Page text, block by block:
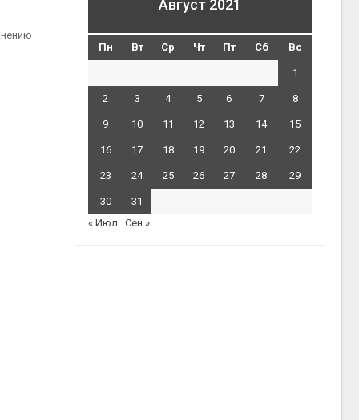
Август 2021
Пн Вт Ср Чт Пт Сб Вс
1
2 3 4 5 6 7 8
9 10 11 12 13 14 15
16 17 18 19 20 21 22
23 24 25 26 27 28 29
30
31
« Июл
Сен »